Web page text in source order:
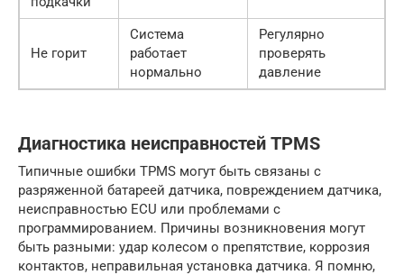
Не горит
Система
работает
нормально
Регулярно
проверять
давление
Диагностика неисправностей TPMS
Типичные ошибки TPMS могут быть связаны с
разряженной батареей датчика, повреждением датчика,
неисправностью ECU или проблемами с
программированием. Причины возникновения могут
быть разными: удар колесом о препятствие, коррозия
контактов, неправильная установка датчика. Я помню,